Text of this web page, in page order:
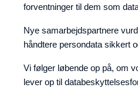
forventninger til dem som
Nye samarbejdspartnere
håndtere persondata sikkert
Vi følger løbende op på, om
lever op til